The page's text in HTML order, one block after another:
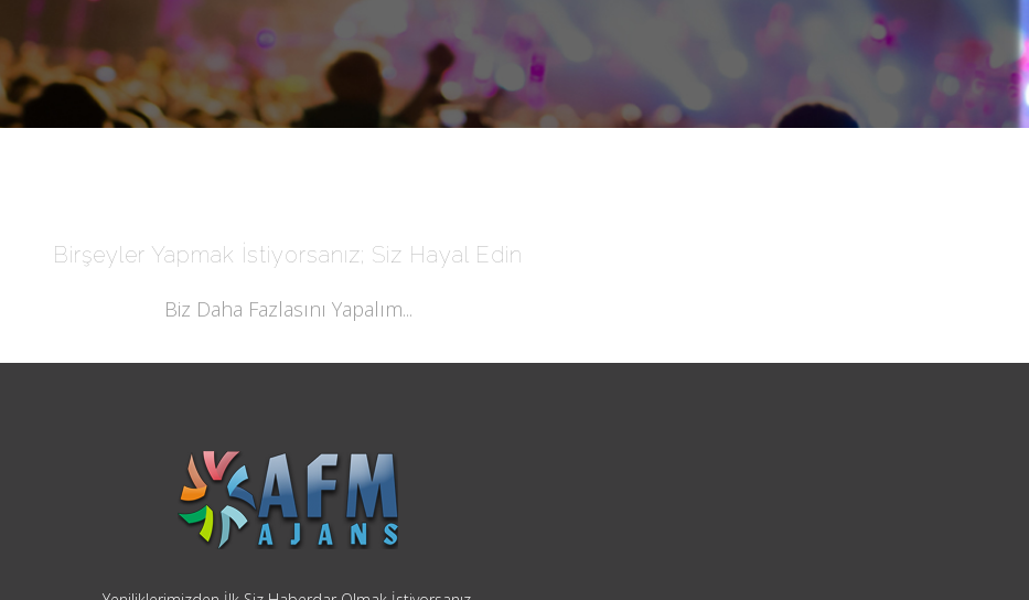
Birşeyler Yapmak İstiyorsanız; Siz Hayal Edin
Biz Daha Fazlasını Yapalım...